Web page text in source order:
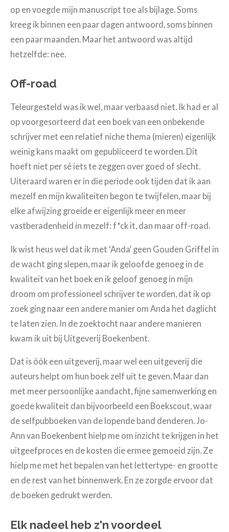
op en voegde mijn manuscript toe als bijlage. Soms
kreeg ik binnen een paar dagen antwoord, soms binnen
een paar maanden. Maar het antwoord was altijd
hetzelfde: nee.
Off-road
Teleurgesteld was ik wel, maar verbaasd niet. Ik had er al
op voorgesorteerd dat een boek van een onbekende
schrijver met een relatief niche thema (mieren) eigenlijk
weinig kans maakt om gepubliceerd te worden. Dit
hoeft niet per sé iets te zeggen over goed of slecht.
Uiteraard waren er in die periode ook tijden dat ik aan
mezelf en mijn kwaliteiten begon te twijfelen, maar bij
elke afwijzing groeide er eigenlijk meer en meer
vastberadenheid in mezelf: f*ck it, dan maar off-road.
Ik wist heus wel dat ik met ‘Anda’ geen Gouden Griffel in
de wacht ging slepen, maar ik geloofde genoeg in de
kwaliteit van het boek en ik geloof genoeg in mijn
droom om professioneel schrijver te worden, dat ik op
zoek ging naar een andere manier om Anda het daglicht
te laten zien. In de zoektocht naar andere manieren
kwam ik uit bij Uitgeverij Boekenbent.
Dat is óók een uitgeverij, maar wel een uitgeverij die
auteurs helpt om hun boek zelf uit te geven. Maar dan
met meer persoonlijke aandacht, fijne samenwerking en
goede kwaliteit dan bijvoorbeeld een Boekscout, waar
de selfpubboeken van de lopende band denderen. Jo-
Ann van Boekenbent hielp me om inzicht te krijgen in het
uitgeefproces en de kosten die ermee gemoeid zijn. Ze
hielp me met het bepalen van het lettertype- en grootte
en de rest van het binnenwerk. En ze zorgde ervoor dat
de boeken gedrukt werden.
Elk nadeel heb z'n voordeel